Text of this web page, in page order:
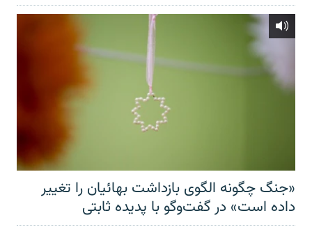
«جنگ چگونه الگوی بازداشت بهائیان را تغییر
داده است» در گفت‌وگو با پدیده ثابتی